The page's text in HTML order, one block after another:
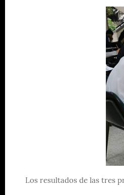
Los resultados de las tres